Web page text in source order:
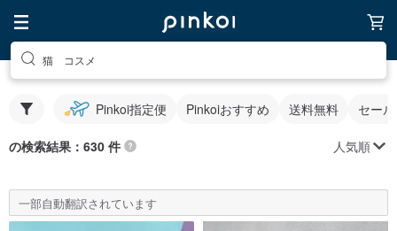
猫 コスメ
Pinkoi指定便 Pinkoiおすすめ 送料無料 セー
の検索結果：630 件 人気順
一部自動翻訳されています